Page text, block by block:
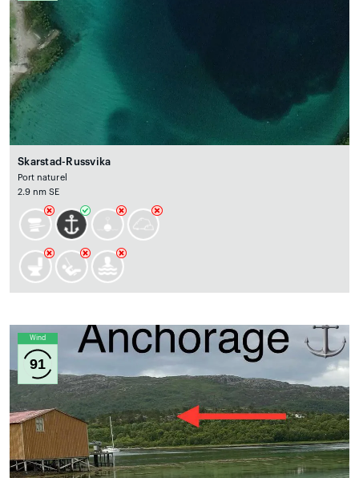
Skarstad-Russvika
Port naturel
2.9 nm SE
Wind
91